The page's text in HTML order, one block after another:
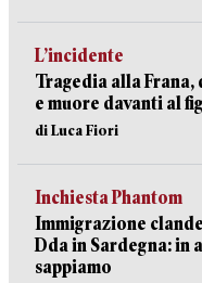
L’incidente
Tragedia alla
e muore davanti al
di Luca Fiori
Inchiesta Phantom
Immigrazione
Dda in Sardegna: in
sappiamo